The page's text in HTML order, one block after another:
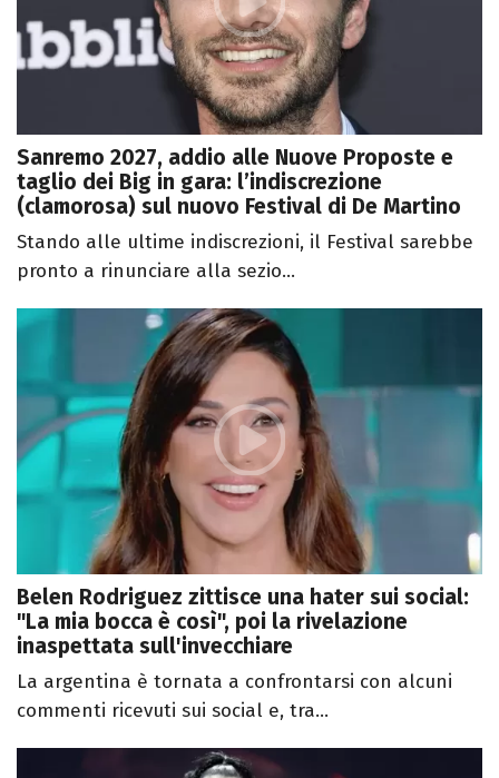
Sanremo 2027, addio alle Nuove Proposte e
taglio dei Big in gara: l’indiscrezione
(clamorosa) sul nuovo Festival di De Martino
Stando alle ultime indiscrezioni, il Festival sarebbe
pronto a rinunciare alla sezio...
Belen Rodriguez zittisce una hater sui social:
"La mia bocca è così", poi la rivelazione
inaspettata sull'invecchiare
La argentina è tornata a confrontarsi con alcuni
commenti ricevuti sui social e, tra...